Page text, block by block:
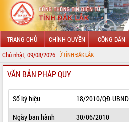
TRANG CHỦ CHÍNH QUYỀN CÔNG DÂN
Chủ nhật, 09/08/2026
TIN ĐIỆN TỬ TỈNH ĐẮK LẮK
GIỚI THIỆU
LÃNH ĐẠO UBND TỈNH
TIN TỨC SỰ KIỆN
VĂN BẢN PHÁP QUY
Số ký hiệu
18/2010/QĐ-UBND
Ngày ban hành
30/06/2010